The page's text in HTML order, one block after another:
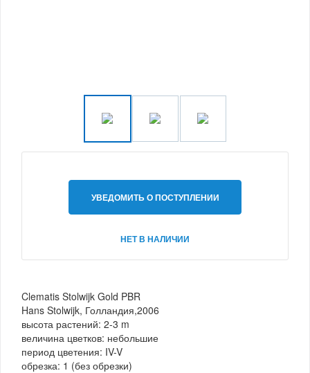
УВЕДОМИТЬ О ПОСТУПЛЕНИИ
НЕТ В НАЛИЧИИ
Clematis Stolwijk Gold PBR
Hans Stolwijk, Голландия,2006
высота растений: 2-3 m
величина цветков: небольшие
период цветения: IV-V
обрезка: 1 (без обрезки)